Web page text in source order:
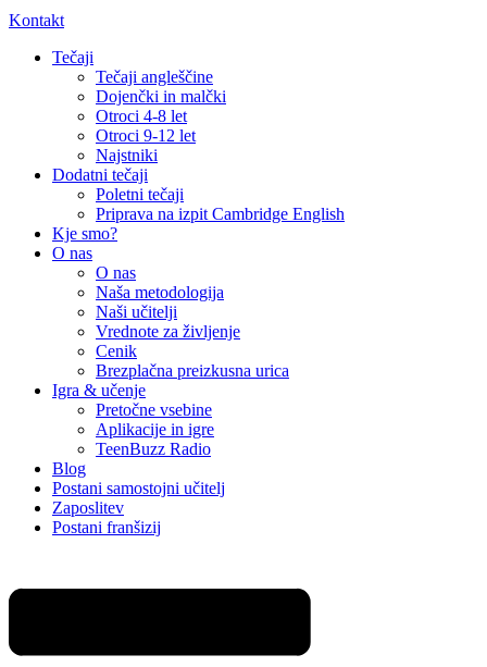
Kontakt
Tečaji
Tečaji angleščine
Dojenčki in malčki
Otroci 4-8 let
Otroci 9-12 let
Najstniki
Dodatni tečaji
Poletni tečaji
Priprava na izpit Cambridge English
Kje smo?
O nas
O nas
Naša metodologija​
Naši učitelji
Vrednote za življenje
Cenik
Brezplačna preizkusna urica
Igra & učenje
Pretočne vsebine
Aplikacije in igre
TeenBuzz Radio
Blog
Postani samostojni učitelj
Zaposlitev
Postani franšizij